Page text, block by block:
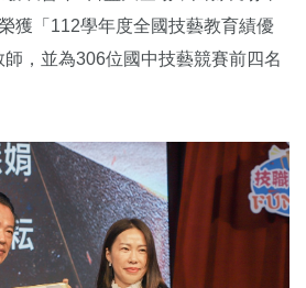
獲「112學年度全國技藝教育績優
師，並為306位國中技藝競賽前四名